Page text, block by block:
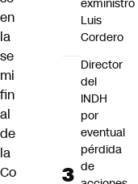
en
la
se
mi
fin
al
de
la
Co
exministro
Luis
Cordero
Director
del
INDH
por
eventual
pérdida
de